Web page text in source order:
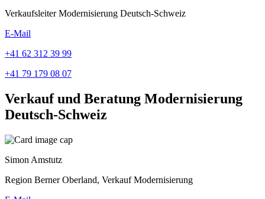
Verkaufsleiter Modernisierung Deutsch-Schweiz
E-Mail
+41 62 312 39 99
+41 79 179 08 07
Verkauf und Beratung Modernisierung
Deutsch-Schweiz
Simon Amstutz
Region Berner Oberland, Verkauf Modernisierung